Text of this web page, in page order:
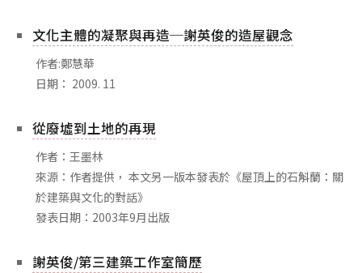
文化主體的凝聚與再造─謝英俊的造屋觀念
作者:鄭慧華
日期： 2009. 11
從廢墟到土地的再現
作者：王墨林
來源：作者提供， 本文另一版本發表於《屋頂上的石斛蘭：關
於建築與文化的對話》
發表日期：2003年9月出版
謝英俊/第三建築工作室簡歷